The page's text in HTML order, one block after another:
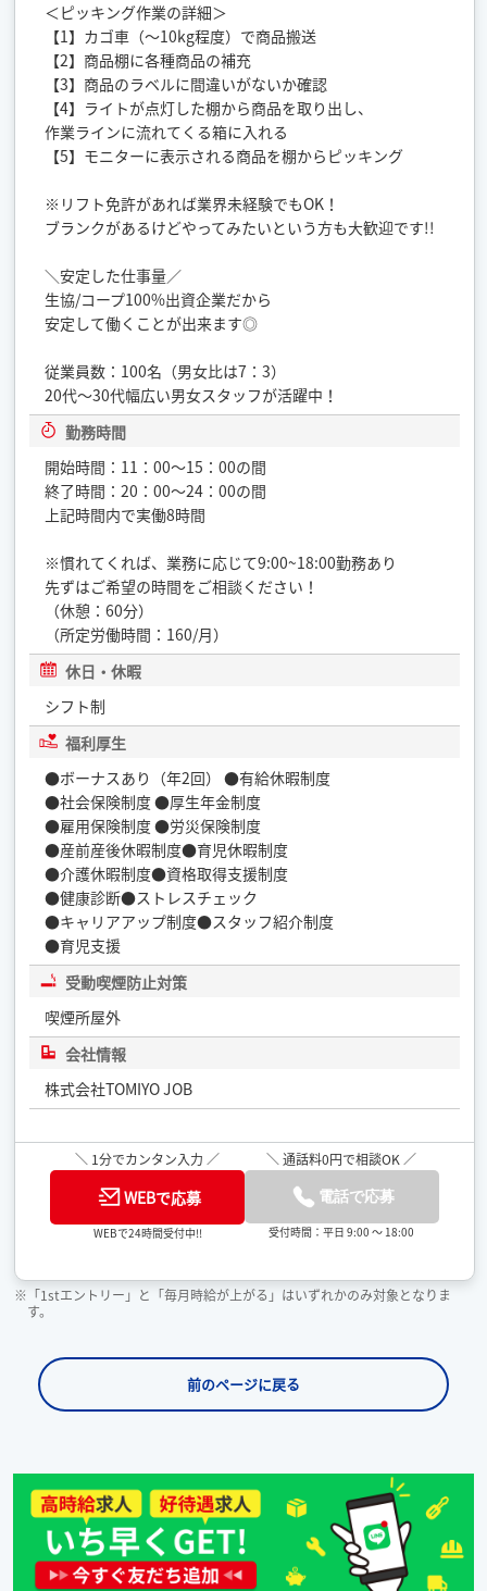
＜ピッキング作業の詳細＞
【1】カゴ車（〜10kg程度）で商品搬送
【2】商品棚に各種商品の補充
【3】商品のラベルに間違いがないか確認
【4】ライトが点灯した棚から商品を取り出し、
作業ラインに流れてくる箱に入れる
【5】モニターに表示される商品を棚からピッキング
※リフト免許があれば業界未経験でもOK！
ブランクがあるけどやってみたいという方も大歓迎です!!
＼安定した仕事量／
生協/コープ100%出資企業だから
安定して働くことが出来ます◎
従業員数：100名（男女比は7：3）
20代〜30代幅広い男女スタッフが活躍中！
勤務時間
開始時間：11：00〜15：00の間
終了時間：20：00〜24：00の間
上記時間内で実働8時間
※慣れてくれば、業務に応じて9:00~18:00勤務あり
先ずはご希望の時間をご相談ください！
（休憩：60分）
（所定労働時間：160/月）
休日・休暇
シフト制
福利厚生
●ボーナスあり（年2回） ●有給休暇制度
●社会保険制度 ●厚生年金制度
●雇用保険制度 ●労災保険制度
●産前産後休暇制度●育児休暇制度
●介護休暇制度●資格取得支援制度
●健康診断●ストレスチェック
●キャリアアップ制度●スタッフ紹介制度
●育児支援
受動喫煙防止対策
喫煙所屋外
会社情報
株式会社TOMIYO JOB
＼ 1分でカンタン入力 ／
WEBで応募
WEBで24時間受付中!!
＼ 通話料0円で相談OK ／
電話で応募
受付時間：平日 9:00 ～ 18:00
※「1stエントリー」と「毎月時給が上がる」はいずれかのみ対象となりま
す。
前のページに戻る